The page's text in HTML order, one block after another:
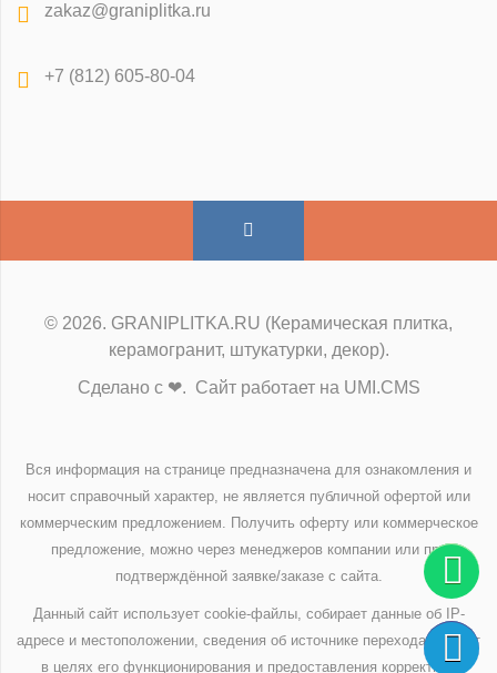
zakaz@graniplitka.ru
+7 (812) 605-80-04
© 2026. GRANIPLITKA.RU (Керамическая плитка,
керамогранит, штукатурки, декор).
Сделано с ❤. Сайт работает на UMI.CMS
Вся информация на странице предназначена для ознакомления и
носит справочный характер, не является публичной офертой или
коммерческим предложением. Получить оферту или коммерческое
предложение, можно через менеджеров компании или при
подтверждённой заявке/заказе с сайта.
Данный сайт использует cookie-файлы, собирает данные об IP-
адресе и местоположении, сведения об источнике перехода на сайт
в целях его функционирования и предоставления корректной